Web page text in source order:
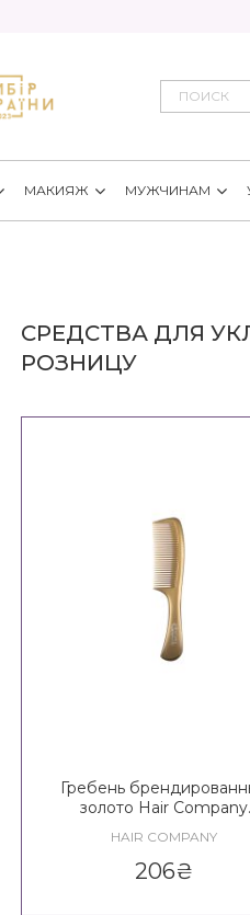
МАКИЯЖ МУЖЧИНАМ
СРЕДСТВА ДЛЯ
РОЗНИЦУ
Гребень
золото Hair Company
HAIR COMPANY
206₴